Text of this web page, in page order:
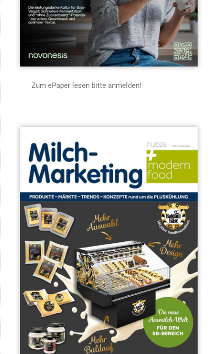
Zum ePaper lesen bitte anmelden!